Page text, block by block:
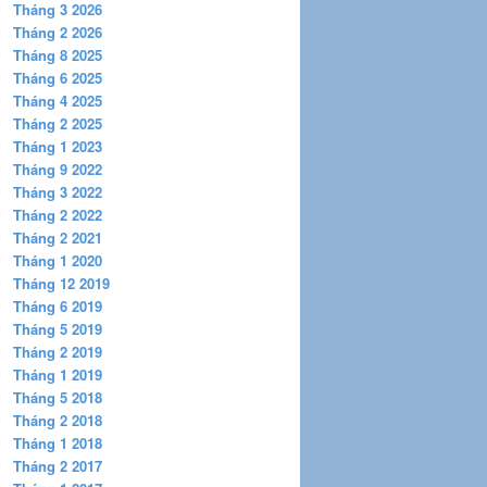
Tháng 3 2026
Tháng 2 2026
Tháng 8 2025
Tháng 6 2025
Tháng 4 2025
Tháng 2 2025
Tháng 1 2023
Tháng 9 2022
Tháng 3 2022
Tháng 2 2022
Tháng 2 2021
Tháng 1 2020
Tháng 12 2019
Tháng 6 2019
Tháng 5 2019
Tháng 2 2019
Tháng 1 2019
Tháng 5 2018
Tháng 2 2018
Tháng 1 2018
Tháng 2 2017